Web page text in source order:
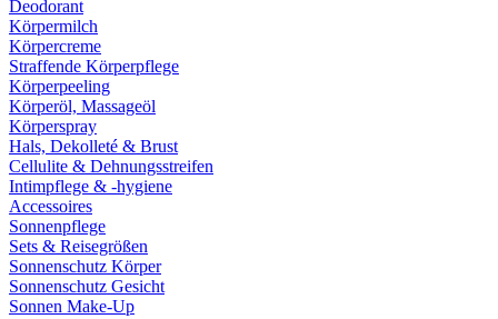
Deodorant
Körpermilch
Körpercreme
Straffende Körperpflege
Körperpeeling
Körperöl, Massageöl
Körperspray
Hals, Dekolleté & Brust
Cellulite & Dehnungsstreifen
Intimpflege & -hygiene
Accessoires
Sonnenpflege
Sets & Reisegrößen
Sonnenschutz Körper
Sonnenschutz Gesicht
Sonnen Make-Up